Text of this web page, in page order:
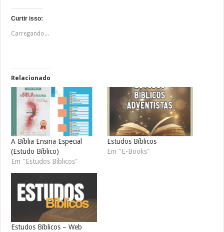
Curtir isso:
Carregando...
Relacionado
A Bíblia Ensina Especial
(Estudo Bíblico)
Em "Estudos Bíblicos"
Estudos Bíblicos
Em "E-Books"
Estudos Bíblicos – Web